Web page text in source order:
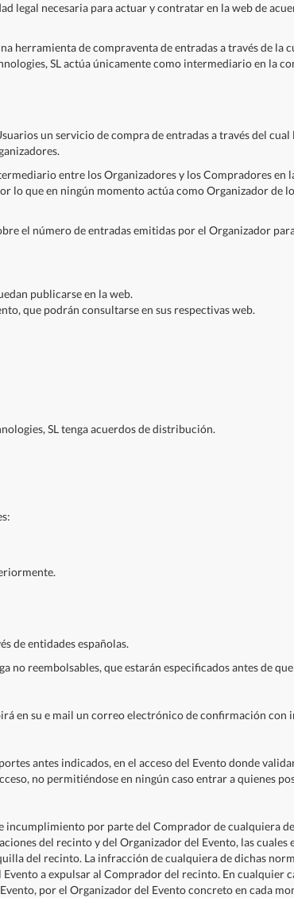
legal necesaria para actuar y contratar en la web de
herramienta de compraventa de entradas a través de la
SL actúa únicamente como intermediario en la
un servicio de compra de entradas a través del
entre los Organizadores y los Compradores en
lo que en ningún momento actúa como Organizador de
el número de entradas emitidas por el Organizador
publicarse en la web.
que podrán consultarse en sus respectivas web.
SL tenga acuerdos de distribución.
de entidades españolas.
no reembolsables, que estarán especificados antes de
en su e mail un correo electrónico de confirmación con
antes indicados, en el acceso del Evento donde
no permitiéndose en ningún caso entrar a quienes
incumplimiento por parte del Comprador de cualquiera
del recinto y del Organizador del Evento, las
del recinto. La infracción de cualquiera de dichas
a expulsar al Comprador del recinto. En cualquier
por el Organizador del Evento concreto en cada